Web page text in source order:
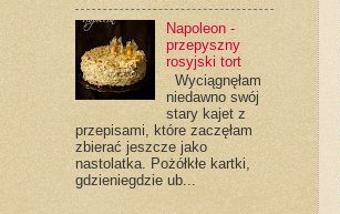
Napoleon -
przepyszny
rosyjski tort
Wyciągnęłam
niedawno swój
stary kajet z
przepisami, które zaczęłam
zbierać jeszcze jako
nastolatka. Pożółkłe kartki,
gdzieniegdzie ub...